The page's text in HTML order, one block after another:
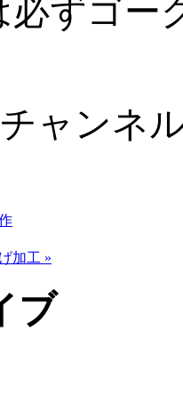
必ずゴー
チャンネ
加工 »
ブ